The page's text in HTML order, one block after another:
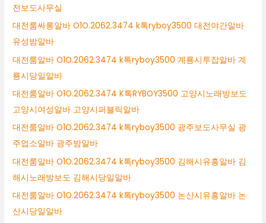
전보도사무실
대전룸싸롱알바 O1O.2062.3474 k톡ryboy3500 대전야간알바
유성밤알바
대전룸알바 O1O.2062.3474 k톡ryboy3500 계룡시투잡알바 계
룡시당일알바
대전룸알바 O1O.2062.3474 K톡RYBOY3500 고양시노래방보도
고양시여성알바 고양시퍼블릭알바
대전룸알바 O1O.2062.3474 k톡ryboy3500 광주보도사무실 광
주업소알바 광주밤알바
대전룸알바 O1O.2062.3474 k톡ryboy3500 김해시유흥알바 김
해시노래방보도 김해시당일알바
대전룸알바 O1O.2062.3474 k톡ryboy3500 논산시유흥알바 논
산시당일알바